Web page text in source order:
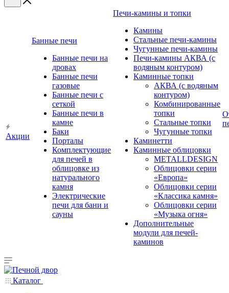
Акции
Банные печи
Банные печи на
дровах
Банные печи
газовые
Банные печи с
сеткой
Банные печи в
камне
Баки
Порталы
Комплектующие
для печей в
облицовке из
натурального
камня
Электрические
печи для бани и
сауны
Печи-камины и топки
Камины
Стальные печи-камины
Чугунные печи-камины
Печи-камины АКВА (с
водяным контуром)
Каминные топки
АКВА (с водяным
контуром)
Комбинированные
топки
Стальные топки
Чугунные топки
Каминетти
Каминные облицовки
METALLDESIGN
Облицовки серии
«Европа»
Облицовки серии
«Классика камня»
Облицовки серии
«Музыка огня»
Дополнительные
модули для печей-
каминов
Каталог